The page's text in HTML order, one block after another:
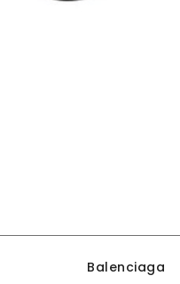
Balenciaga